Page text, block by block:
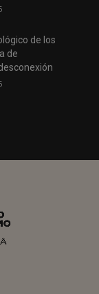
de los
de